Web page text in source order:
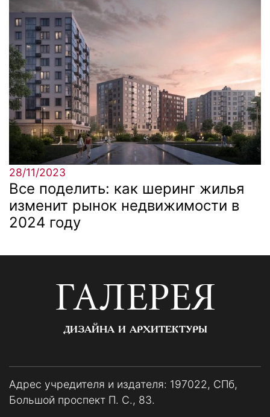
28/11/2023
Все поделить: как шеринг жилья
изменит рынок недвижимости в
2024 году
ГАЛЕРЕЯ
ДИЗАЙНА И АРХИТЕКТУРЫ
Адрес учредителя и издателя: 197022, СПб,
Большой проспект П. С., 83.